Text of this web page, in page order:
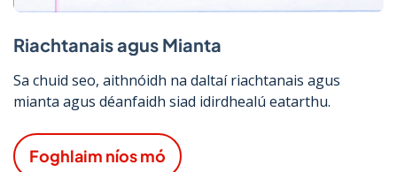
Riachtanais agus Mianta
Sa chuid seo, aithnóidh na daltaí riachtanais agus
mianta agus déanfaidh siad idirdhealú eatarthu.
Foghlaim níos mó